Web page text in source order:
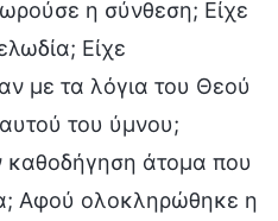
η σύνθεση; Είχε
Είχε
με τα λόγια του Θεού
του ύμνου;
άτομα που
Αφού ολοκληρώθηκε η